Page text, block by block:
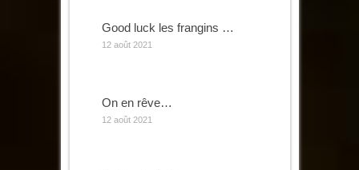
Good luck les frangins …
12 août 2021
On en rêve…
12 août 2021